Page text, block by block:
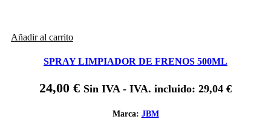
Añadir al carrito
SPRAY LIMPIADOR DE FRENOS 500ML
24,00 € Sin IVA - IVA. incluido: 29,04 €
Marca: JBM